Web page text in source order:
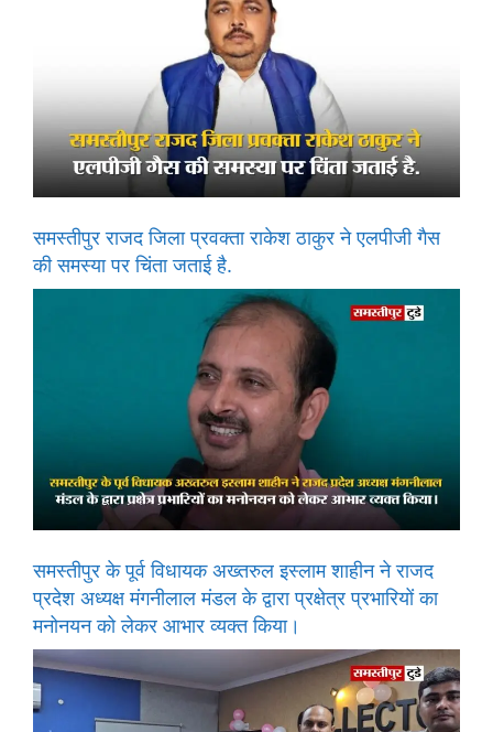
समस्तीपुर राजद जिला प्रवक्ता राकेश ठाकुर ने एलपीजी गैस
की समस्या पर चिंता जताई है.
समस्तीपुर के पूर्व विधायक अख्तरुल इस्लाम शाहीन ने राजद
प्रदेश अध्यक्ष मंगनीलाल मंडल के द्वारा प्रक्षेत्र प्रभारियों का
मनोनयन को लेकर आभार व्यक्त किया।